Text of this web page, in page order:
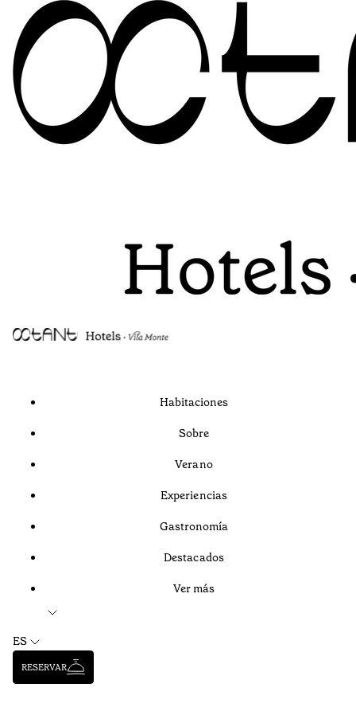
Habitaciones
Sobre
Verano
Experiencias
Gastronomía
Destacados
Ver más
ES
RESERVAR